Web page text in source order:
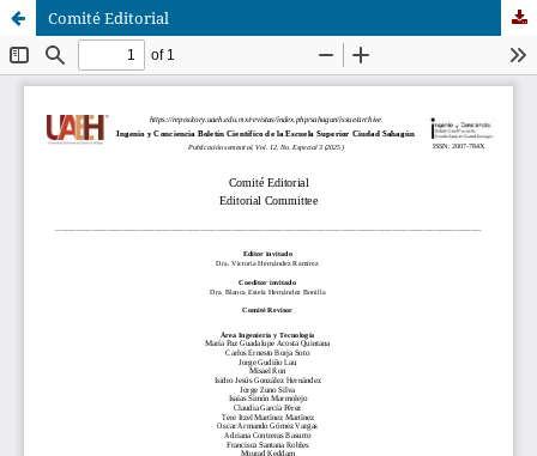
Comité Editorial